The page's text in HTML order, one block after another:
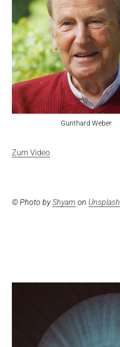
Gunthard Weber
Zum Video
© Photo byShyam on Unsplash